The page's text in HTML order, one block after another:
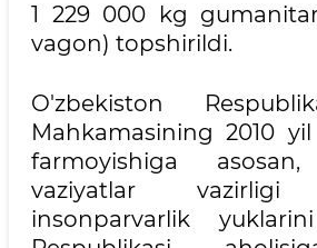
1 229 000 kg
vagon) topshirildi.
O'zbekiston
Mahkamasining 2010
farmoyishiga
vaziyatlar vazirligi
insonparvarlik